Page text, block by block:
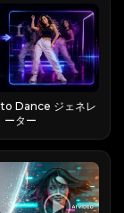
ートリアル動画の
回以上の再生回
び検索トラフィッ
い兆候となってい
Outは無料です
オンラインで最も
プランでも作成は
無料プラン Pro
数 約 2 多すぎる モ
ト比 16:9 16:9 + 多
なし キューの推定
）に拠点を
となっています。
ケストレーション
の件とは無関係で
開発者向けのコ
ログインして利用
た、runable.app
のない、プライバ
ア会社です。
、ほぼ間違いな
いたでしょう。
たのか？
ーケター、代理店
者はモントリオー
Inc.）と記載
は2025年6月とな
ターのPollo.ai
」と称し、20日間
ルに達したという
。 その数字はマー
検証済みの統計デ
扱ってください。
、公式な資料に
販売実績よりも、
いて多くを物語っ
したら、「ビデオ
されるまで下にス
リアでは、Viggle
いAI動画のアイデ
ギャラリー内のい
、その動画の生成
ンプト、およびキ
多くの例をご覧に
」をクリックし
画をご覧くださ
踊る、ミームを作
レートなどのサン
ブとして機能しま
リプションを維持
トプールによって
じて、チャット、
向上ツールにアク
可能なAIモデル
かの主要なカテゴ
の世代機能は同じ
め、クレジットコ
す。 EaseMate AI
すか？ このプラッ
用する学生、マル
て、ツール、エー
ソナが断片化され
ぜ多くのAI製品が
「Luna」はラテン
、神秘性を連想さ
に非常に魅力的な
が音声アシスタン
、「Luna」は独
として定着した。
キャラクターを作
く一貫して
り、これがAIキ
ることが確認され
Dance ジェネレ
ーター